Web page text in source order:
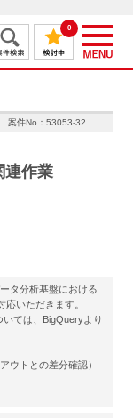
0
案件No：53053-32
連作業
タ分析基盤における
いただきます。
ては、BigQueryより
ウトとの差分確認）